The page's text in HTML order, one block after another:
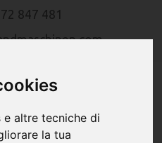
altre tecniche di
la tua
847 481